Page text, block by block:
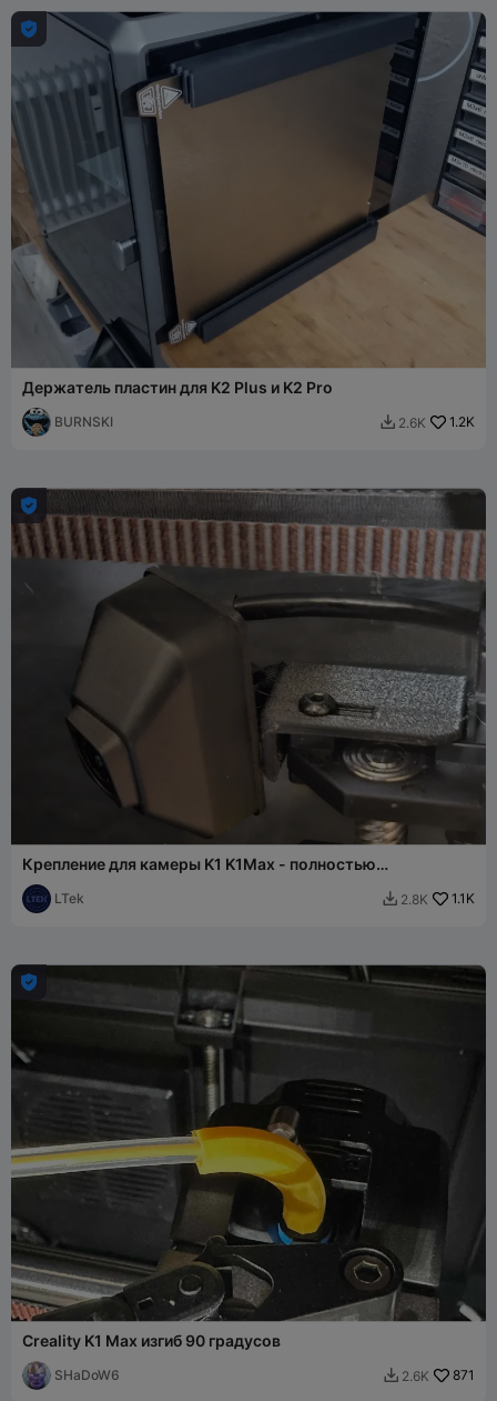

Держатель пластин для K2 Plus и K2 Pro
BURNSKI  2.6K 1.2K

Крепление для камеры K1 K1Max - полностью
регулируемое, быстрая печать
LTek  2.8K 1.1K

Creality K1 Max изгиб 90 градусов
SHaDoW6  2.6K 871